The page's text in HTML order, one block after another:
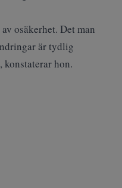
osäkerhet. Det man
är tydlig
hon.